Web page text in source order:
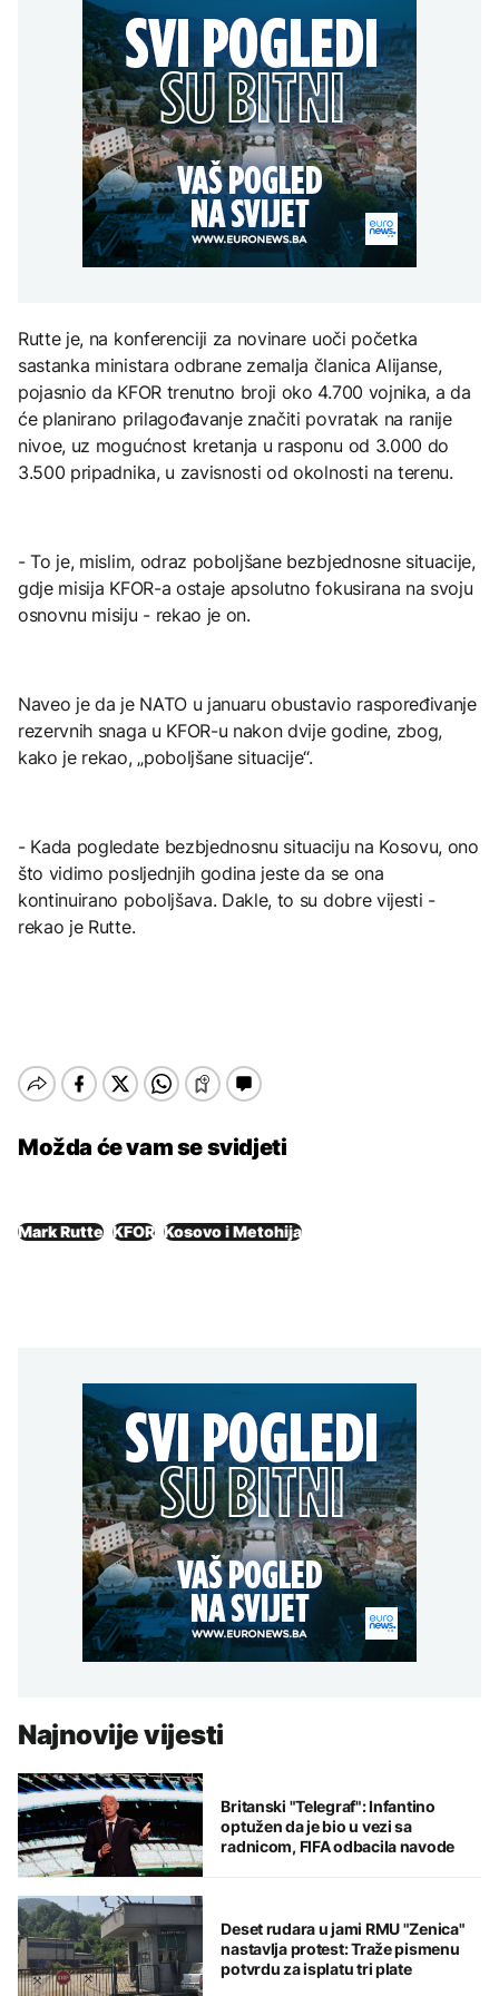
DRUŠTVO
Stiže osvježenje: Danas
oblačno sa kišom
Zelenski stigao u Srbiju
objavio rat kartelima,
Trump mu šalje milijardu
dolara
AKTUELNO
Rusi gađali Kijevsku
oblast, Ukrajinci
rafineriju nafte - ima
nastradalih
Sarajevo Film Festival
ZANIMLJIVOSTI
Pripremite se za nebeski
spektakl: Kiša meteora
Perseidi stiže sredinom
augusta
Mete, zbog ugrožavanja
djece moraju platiti 942
miliona dolara
Rutte je, na konferenciji za novinare uoči početka
sastanka ministara odbrane zemalja članica Alijanse,
pojasnio da KFOR trenutno broji oko 4.700 vojnika, a da
će planirano prilagođavanje značiti povratak na ranije
nivoe, uz mogućnost kretanja u rasponu od 3.000 do
3.500 pripadnika, u zavisnosti od okolnosti na terenu.
- To je, mislim, odraz poboljšane bezbjednosne situacije,
gdje misija KFOR-a ostaje apsolutno fokusirana na svoju
osnovnu misiju - rekao je on.
Naveo je da je NATO u januaru obustavio raspoređivanje
rezervnih snaga u KFOR-u nakon dvije godine, zbog,
kako je rekao, „poboljšane situacije“.
- Kada pogledate bezbjednosnu situaciju na Kosovu, ono
što vidimo posljednjih godina jeste da se ona
kontinuirano poboljšava. Dakle, to su dobre vijesti -
rekao je Rutte.
Možda će vam se svidjeti
Mark Rutte KFOR Kosovo i Metohija
Najnovije vijesti
Britanski "Telegraf": Infantino
optužen da je bio u vezi sa
radnicom, FIFA odbacila navode
Deset rudara u jami RMU "Zenica"
nastavlja protest: Traže pismenu
potvrdu za isplatu tri plate